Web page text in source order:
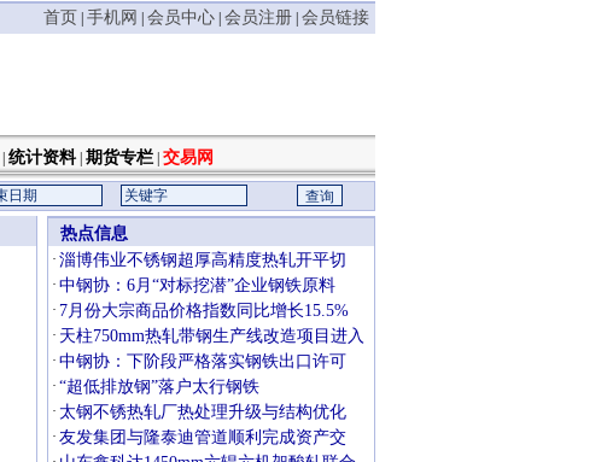
首页 手机网 会员中心 会员注册 会员链接
统计资料| 期货专栏 交易网
热点信息
· 淄博伟业不锈钢超厚高精度热轧开平切
· 中钢协：6月“对标挖潜”企业钢铁原料
· 7月份大宗商品价格指数同比增长15.5%
· 天柱750mm热轧带钢生产线改造项目进入
· 中钢协：下阶段严格落实钢铁出口许可
· “超低排放钢”落户太行钢铁
· 太钢不锈热轧厂热处理升级与结构优化
· 友发集团与隆泰迪管道顺利完成资产交